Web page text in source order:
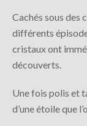
Cachés sous des
différents
cristaux ont
découverts.
Une fois polis et
d’une étoile que